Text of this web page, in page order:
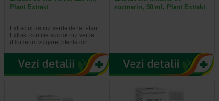
Plant Extrakt
Extractul de orz verde de la Plant
Extrakt contine suc de orz verde
(Hordeum vulgare, planta din…
rozmarin, 50 ml, Plant Extrakt